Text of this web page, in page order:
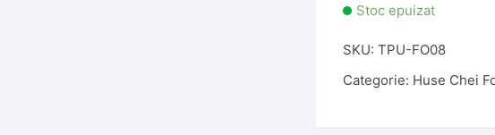
Stoc epuizat
SKU: TPU-FO08
Categorie: Huse Chei